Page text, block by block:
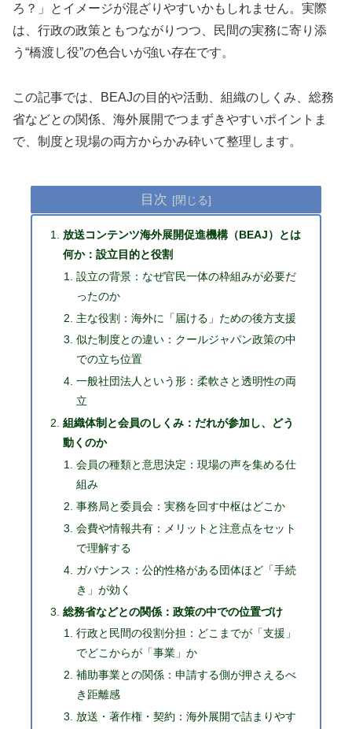
ろ？」とイメージが混ざりやすいかもしれません。実際
は、行政の政策ともつながりつつ、民間の実務に寄り添
う“橋渡し役”の色合いが強い存在です。
この記事では、BEAJの目的や活動、組織のしくみ、総務
省などとの関係、海外展開でつまずきやすいポイントま
で、制度と現場の両方からかみ砕いて整理します。
目次
放送コンテンツ海外展開促進機構（BEAJ）とは
何か：設立目的と役割
設立の背景：なぜ官民一体の枠組みが必要だ
ったのか
主な役割：海外に「届ける」ための後方支援
似た制度との違い：クールジャパン政策の中
での立ち位置
一般社団法人という形：柔軟さと透明性の両
立
組織体制と会員のしくみ：だれが参加し、どう
動くのか
会員の種類と意思決定：現場の声を集める仕
組み
事務局と委員会：実務を回す中枢はどこか
会費や情報共有：メリットと注意点をセット
で理解する
ガバナンス：公的性格がある団体ほど「手続
き」が効く
総務省などとの関係：政策の中での位置づけ
行政と民間の役割分担：どこまでが「支援」
でどこからが「事業」か
補助事業との関係：申請する側が押さえるべ
き距離感
放送・著作権・契約：海外展開で詰まりやす